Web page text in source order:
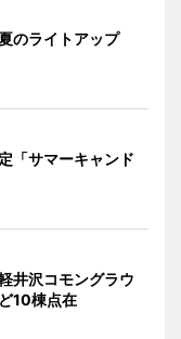
のライトアップ
「サマーキャンド
井沢コモングラウ
10棟点在